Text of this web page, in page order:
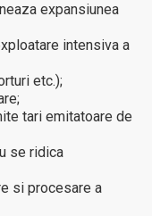
expansiunea
intensiva a
etc.);
tari emitatoare de
se ridica
si procesare a